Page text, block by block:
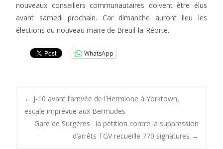
nouveaux conseillers communautaires doivent être élus
avant samedi prochain. Car dimanche auront lieu les
élections du nouveau maire de Breuil-la-Réorte.
WhatsApp
Post
navigation
← J-10 avant l’arrivée de l’Hermione à Yorktown,
escale imprévue aux Bermudes
Gare de Surgères : la pétition contre la suppression
d’arrêts TGV recueille 770 signatures →